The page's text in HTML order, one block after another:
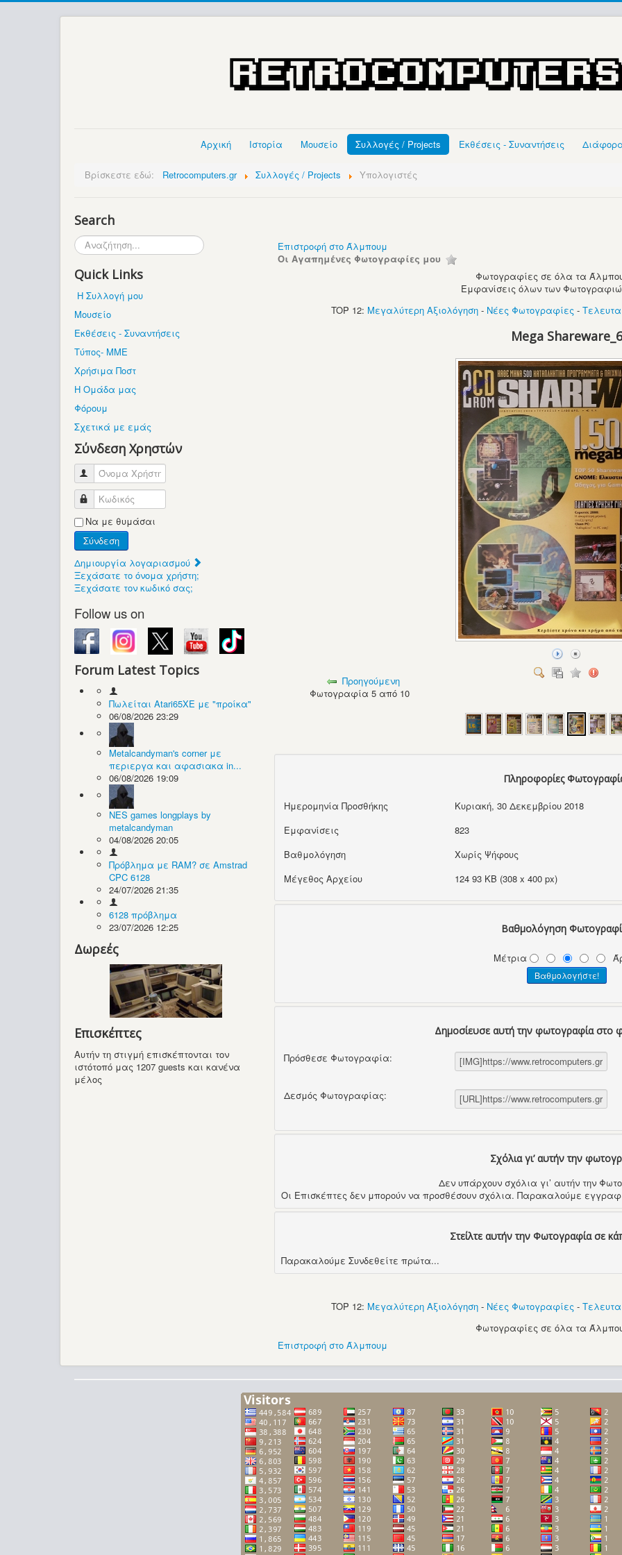
Αρχική Ιστορία Μουσείο Συλλογές / Projects Εκθέσεις - Συναντήσεις
Βρίσκεστε εδώ: Retrocomputers.gr Συλλογές / Projects Υπολογιστές
Search
Αναζήτηση...
Quick Links
Η Συλλογή μου
Μουσείο
Εκθέσεις - Συναντήσεις
Τύπος- ΜΜΕ
Χρήσιμα Ποστ
Η Ομάδα μας
Φόρουμ
Σχετικά με εμάς
Σύνδεση Χρηστών
Όνομα Χρήστη
Κωδικός
Να με θυμάσαι
Σύνδεση
Δημιουργία λογαριασμού
Ξεχάσατε το όνομα χρήστη;
Ξεχάσατε τον κωδικό σας;
Follow us on
Forum Latest Topics
Πωλείται Atari65XE με "προίκα"
06/08/2026 23:29
Metalcandyman's corner με
περιεργα και αφασιακα in...
06/08/2026 19:09
NES games longplays by
metalcandyman
04/08/2026 20:05
Πρόβλημα με RAM? σε Amstrad
CPC 6128
24/07/2026 21:35
6128 πρόβλημα
23/07/2026 12:25
Δωρεές
Επισκέπτες
Αυτήν τη στιγμή επισκέπτονται τον
ιστότοπό μας 1207 guests και κανένα
μέλος
Επιστροφή στο Άλμπουμ
Οι Αγαπημένες Φωτογραφίες μου
Φωτογραφίες σε όλα τα
Εμφανίσεις όλων των
TOP 12: Μεγαλύτερη Αξιολόγηση- Νέες Φωτογραφίες -
Mega Shareware_6
Προηγούμενη
Φωτογραφία 5 από 10
Πληροφορίες
Ημερομηνία Προσθήκης
Κυριακή, 30 Δεκεμβρίου 2018
Εμφανίσεις
823
Βαθμολόγηση
Χωρίς Ψήφους
Μέγεθος Αρχείου
124 93 KB (308 x 400 px)
Βαθμολόγηση
Μέτρια
Δημοσίευσε αυτή την φωτογραφία στο
Πρόσθεσε Φωτογραφία:
Δεσμός Φωτογραφίας:
Σχόλια γι’ αυτήν την
Δεν υπάρχουν σχόλια γι’ αυτήν την
Οι Επισκέπτες δεν μπορούν να προσθέσουν σχόλια. Παρακαλούμε
Στείλτε αυτήν την Φωτογραφία σε
Παρακαλούμε Συνδεθείτε πρώτα...
TOP 12: Μεγαλύτερη Αξιολόγηση- Νέες Φωτογραφίες -
Φωτογραφίες σε όλα τα
Επιστροφή στο Άλμπουμ